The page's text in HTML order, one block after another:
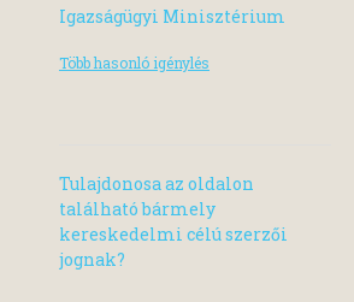
Igazságügyi Minisztérium
Több hasonló igénylés
Tulajdonosa az oldalon
található bármely
kereskedelmi célú szerzői
jognak?